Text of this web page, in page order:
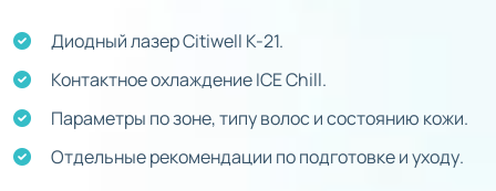
Диодный лазер Citiwell K-21.
Контактное охлаждение ICE Chill.
Параметры по зоне, типу волос и состоянию кожи.
Отдельные рекомендации по подготовке и уходу.